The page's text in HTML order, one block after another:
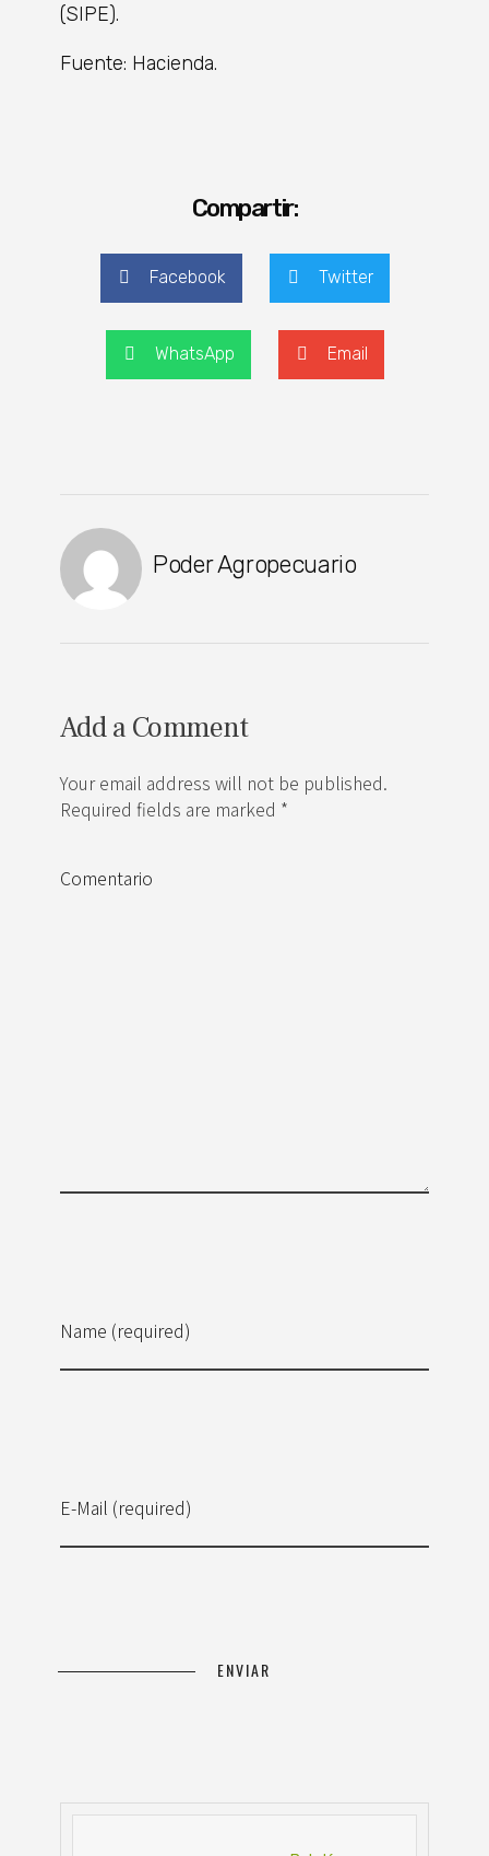
(SIPE).
Fuente: Hacienda.
Compartir:
Facebook Twitter
WhatsApp Email
Poder Agropecuario
Add a Comment
Your email address will not be published.
Required fields are marked *
Name (required)
E-Mail (required)
Comentario